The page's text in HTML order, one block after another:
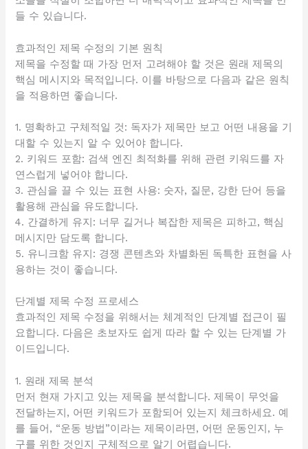
들 수 있습니다.
효과적인 제목 수정의 기본 원칙
제목을 수정할 때 가장 먼저 고려해야 할 것은 원래 제목의
핵심 메시지와 목적입니다. 이를 바탕으로 다음과 같은 원칙
을 적용하면 좋습니다.
1. 명확하고 구체적일 것: 독자가 제목만 보고 어떤 내용을 기
대할 수 있는지 알 수 있어야 합니다.
2. 키워드 포함: 검색 엔진 최적화를 위해 관련 키워드를 자
연스럽게 넣어야 합니다.
3. 관심을 끌 수 있는 표현 사용: 숫자, 질문, 강한 단어 등을
활용해 관심을 유도합니다.
4. 간결하게 유지: 너무 길거나 복잡한 제목은 피하고, 핵심
메시지만 담도록 합니다.
5. 유니크함 유지: 경쟁 콘텐츠와 차별화된 독특한 표현을 사
용하는 것이 좋습니다.
단계별 제목 수정 프로세스
효과적인 제목 수정을 위해서는 체계적인 단계별 접근이 필
요합니다. 다음은 초보자도 쉽게 따라 할 수 있는 단계별 가
이드입니다.
1. 원래 제목 분석
먼저 현재 가지고 있는 제목을 분석합니다. 제목이 무엇을
전달하는지, 어떤 키워드가 포함되어 있는지 체크하세요. 예
를 들어, “운동 방법”이라는 제목이라면, 어떤 운동인지, 누
구를 위한 것인지 구체적으로 알기 어렵습니다.